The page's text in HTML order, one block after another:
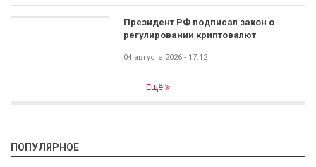
Президент РФ подписал закон о
регулировании криптовалют
04 августа 2026 - 17:12
Ещё
ПОПУЛЯРНОЕ